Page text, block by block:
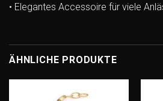
• Elegantes Accessoire für viele
ÄHNLICHE PRODUKTE